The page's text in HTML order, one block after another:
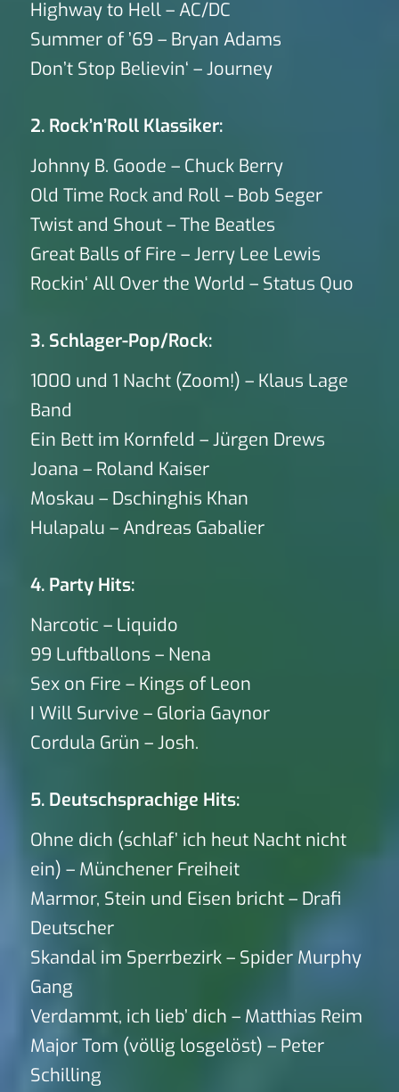
Highway to Hell – AC/DC
Summer of ’69 – Bryan Adams
Don’t Stop Believin‘ – Journey
2. Rock’n’Roll Klassiker:
Johnny B. Goode – Chuck Berry
Old Time Rock and Roll – Bob Seger
Twist and Shout – The Beatles
Great Balls of Fire – Jerry Lee Lewis
Rockin‘ All Over the World – Status Quo
3. Schlager-Pop/Rock:
1000 und 1 Nacht (Zoom!) – Klaus Lage
Band
Ein Bett im Kornfeld – Jürgen Drews
Joana – Roland Kaiser
Moskau – Dschinghis Khan
Hulapalu – Andreas Gabalier
4. Party Hits:
Narcotic – Liquido
99 Luftballons – Nena
Sex on Fire – Kings of Leon
I Will Survive – Gloria Gaynor
Cordula Grün – Josh.
5. Deutschsprachige Hits:
Ohne dich (schlaf’ ich heut Nacht nicht
ein) – Münchener Freiheit
Marmor, Stein und Eisen bricht – Drafi
Deutscher
Skandal im Sperrbezirk – Spider Murphy
Gang
Verdammt, ich lieb’ dich – Matthias Reim
Major Tom (völlig losgelöst) – Peter
Schilling